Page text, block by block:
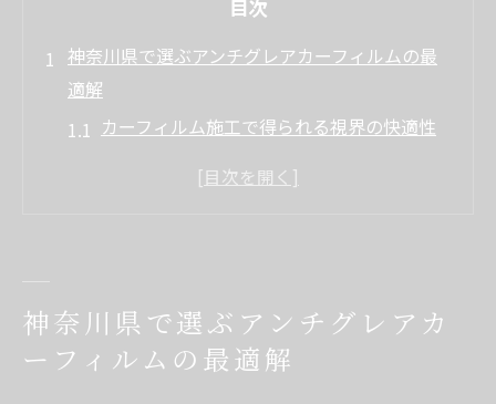
目次
神奈川県で選ぶアンチグレアカーフィルムの最
適解
カーフィルム施工で得られる視界の快適性
神奈川県のカーフィルム施工はどこが安い
のか比較
神奈川県で選ぶアンチグレアカ
ーフィルムの最適解